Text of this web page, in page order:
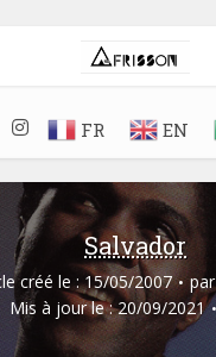
FR EN
Salvador
créé le : 15/05/2007 par
Mis à jour le : 20/09/2021